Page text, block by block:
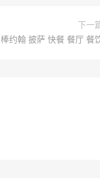
下一
棒约翰 披萨 快餐 餐厅 餐